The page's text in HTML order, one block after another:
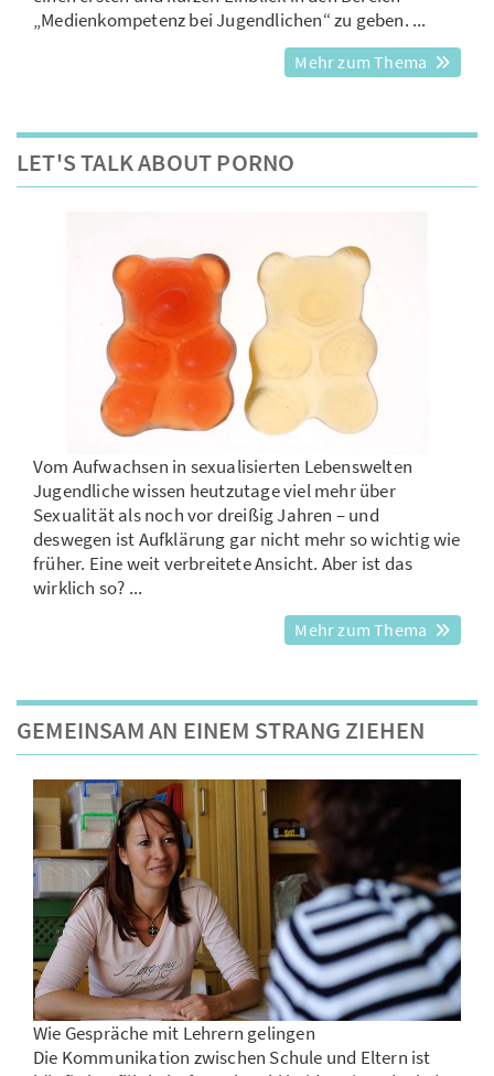
„Medienkompetenz bei Jugendlichen“ zu geben. ...
Mehr zum Thema
LET'S TALK ABOUT PORNO
Vom Aufwachsen in sexualisierten Lebenswelten
Jugendliche wissen heutzutage viel mehr über
Sexualität als noch vor dreißig Jahren – und
deswegen ist Aufklärung gar nicht mehr so wichtig wie
früher. Eine weit verbreitete Ansicht. Aber ist das
wirklich so? ...
Mehr zum Thema
GEMEINSAM AN EINEM STRANG ZIEHEN
Wie Gespräche mit Lehrern gelingen
Die Kommunikation zwischen Schule und Eltern ist